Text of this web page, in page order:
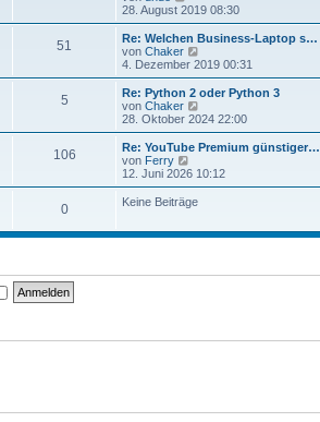
g
e
i
r
a
g
t
r
B
e
i
r
g
e
u
e
s
t
r
B
e
i
r
a
g
28. August 2019 08:30
51
Re: Welchen Business-Laptop s…
von Chaker
e
u
e
t
r
B
e
i
g
4. Dezember 2019 00:31
5
Re: Python 2 oder Python 3
von Chaker
e
u
e
t
i
a
28. Oktober 2024 22:00
106
Re: YouTube Premium günstiger…
von Ferry
e
u
e
s
e
e
g
12. Juni 2026 10:12
0 Keine Beiträge